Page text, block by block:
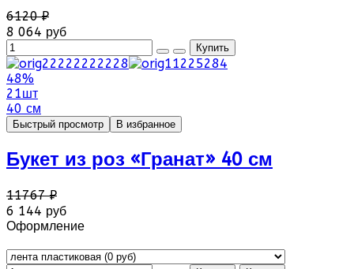
6120 ₽
8 064 руб
48%
21шт
40 см
Быстрый просмотр В избранное
Букет из роз «Гранат» 40 см
11767 ₽
6 144 руб
Оформление